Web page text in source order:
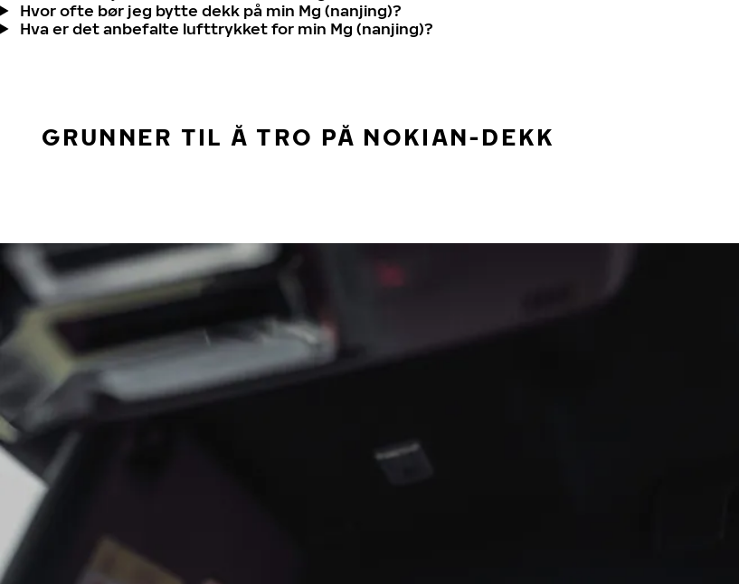
Hvor ofte bør jeg bytte dekk på min Mg (nanjing)?
Hva er det anbefalte lufttrykket for min Mg (nanjing)?
GRUNNER TIL Å TRO PÅ NOKIAN-DEKK